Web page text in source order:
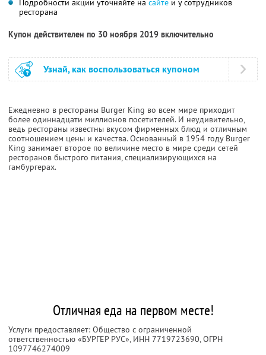
Подробности акции уточняйте на сайте и у сотрудников
ресторана
Купон действителен по 30 ноября 2019 включительно
Узнай, как воспользоваться купоном
Ежедневно в рестораны Burger King во всем мире приходит
более одиннадцати миллионов посетителей. И неудивительно,
ведь рестораны известны вкусом фирменных блюд и отличным
соотношением цены и качества. Основанный в 1954 году Burger
King занимает второе по величине место в мире среди сетей
ресторанов быстрого питания, специализирующихся на
гамбургерах.
Отличная еда на первом месте!
Услуги предоставляет: Общество с ограниченной
ответственностью «БУРГЕР РУС», ИНН 7719723690, ОГРН
1097746274009